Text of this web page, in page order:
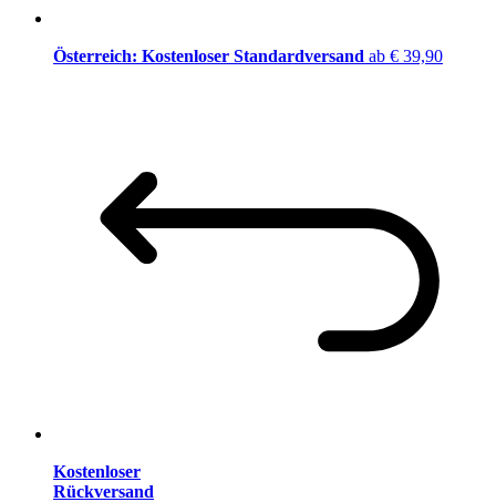
Österreich: Kostenloser Standardversand ab € 39,90
Kostenloser
Rückversand